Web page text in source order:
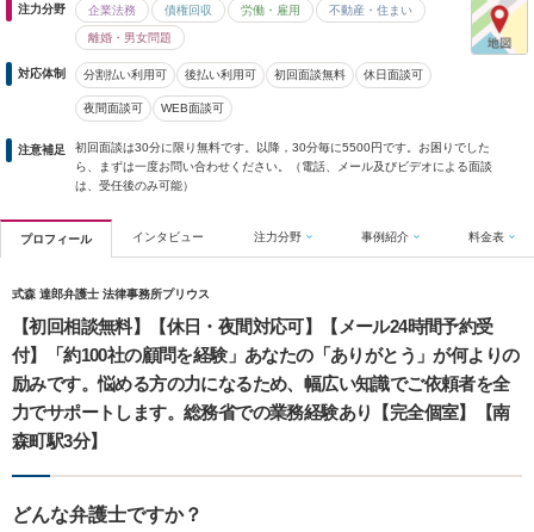
注力分野 企業法務 債権回収 労働・雇用 不動産・住まい
離婚・男女問題
対応体制 分割払い利用可 後払い利用可 初回面談無料 休日面談可
夜間面談可 WEB面談可
注意補足
初回面談は30分に限り無料です。以降，30分毎に5500円です。お困りでした
ら、まずは一度お問い合わせください。（電話、メール及びビデオによる面談
は、受任後のみ可能）
プロフィール インタビュー 注力分野 事例紹介 料金表
式森 達郎弁護士 法律事務所プリウス
【初回相談無料】【休日・夜間対応可】【メール24時間予約受
付】「約100社の顧問を経験」あなたの「ありがとう」が何よりの
励みです。悩める方の力になるため、幅広い知識でご依頼者を全
力でサポートします。総務省での業務経験あり【完全個室】【南
森町駅3分】
どんな弁護士ですか？